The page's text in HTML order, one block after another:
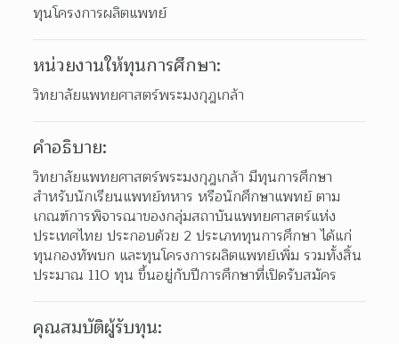
ทุนโครงการผลิตแพทย์
หน่วยงานให้ทุนการศึกษา:
วิทยาลัยแพทยศาสตร์พระมงกุฎเกล้า
คำอธิบาย:
วิทยาลัยแพทยศาสตร์พระมงกุฎเกล้า มีทุนการศึกษา
สำหรับนักเรียนแพทย์ทหาร หรือนักศึกษาแพทย์ ตาม
เกณฑ์การพิจารณาของกลุ่มสถาบันแพทยศาสตร์แห่ง
ประเทศไทย ประกอบด้วย 2 ประเภททุนการศึกษา ได้แก่
ทุนกองทัพบก และทุนโครงการผลิตแพทย์เพิ่ม รวมทั้งสิ้น
ประมาณ 110 ทุน ขึ้นอยู่กับปีการศึกษาที่เปิดรับสมัคร
คุณสมบัติผู้รับทุน: